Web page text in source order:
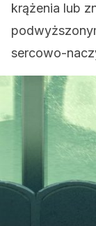
krążenia lub
sercowo-